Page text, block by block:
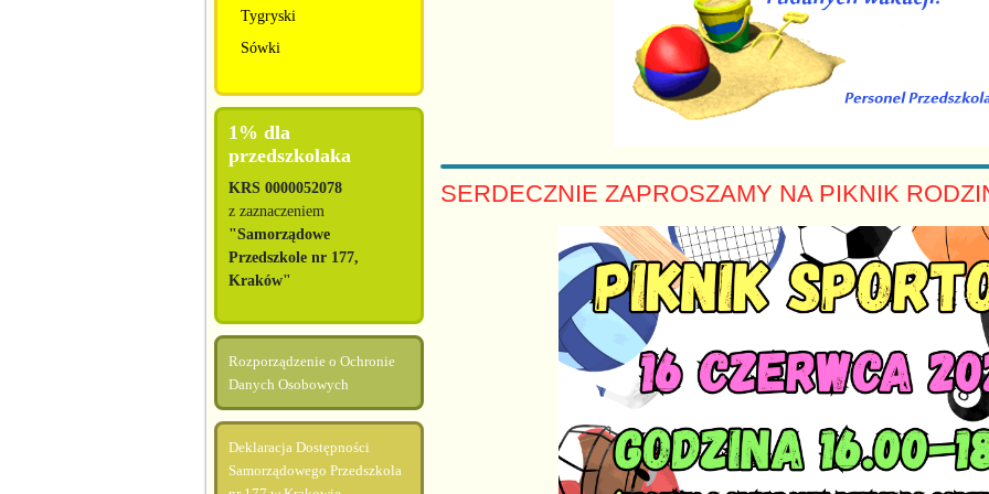
Tygryski
Sówki
1% dla
przedszkolaka
KRS 0000052078
z zaznaczeniem
"Samorządowe
Przedszkole nr 177,
Kraków"
Rozporządzenie o Ochronie
Danych Osobowych
Deklaracja Dostępności
Samorządowego Przedszkola
SERDECZNIE ZAPROSZAMY NA PIKNIK